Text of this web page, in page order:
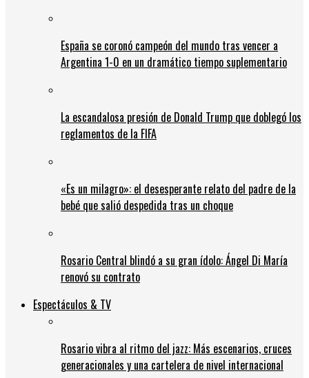
España se coronó campeón del mundo tras vencer a
Argentina 1-0 en un dramático tiempo suplementario
La escandalosa presión de Donald Trump que doblegó los
reglamentos de la FIFA
«Es un milagro»: el desesperante relato del padre de la
bebé que salió despedida tras un choque
Rosario Central blindó a su gran ídolo: Ángel Di María
renovó su contrato
Espectáculos & TV
Rosario vibra al ritmo del jazz: Más escenarios, cruces
generacionales y una cartelera de nivel internacional